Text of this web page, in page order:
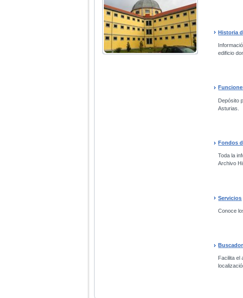
Historia
edificio
Depósito
Asturias.
Fondos
Toda la
Archivo
Servicios
Conoce
Facilita el